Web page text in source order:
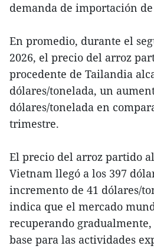
demanda de importación
En promedio, durante el
2026, el precio del arroz
procedente de Tailandia
dólares/tonelada, un
dólares/tonelada en
trimestre.
El precio del arroz partido
Vietnam llegó a los 397
incremento de 41 dólares/
indica que el mercado
recuperando
base para las actividades